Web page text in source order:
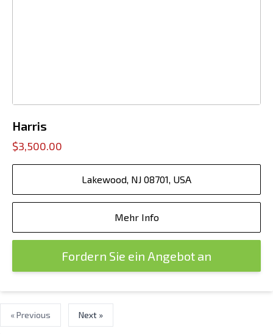
Harris
$3,500.00
Lakewood, NJ 08701, USA
Mehr Info
Fordern Sie ein Angebot an
« Previous Next »